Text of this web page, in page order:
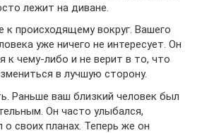
лежит на диване.
к происходящему вокруг. Вашего
уже ничего не интересует. Он
к чему-либо и не верит в то, что
в лучшую сторону.
Раньше ваш близкий человек был
Он часто улыбался,
о своих планах. Теперь же он